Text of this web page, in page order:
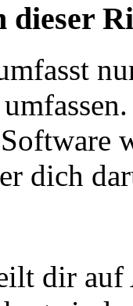
dieser
dich
dir